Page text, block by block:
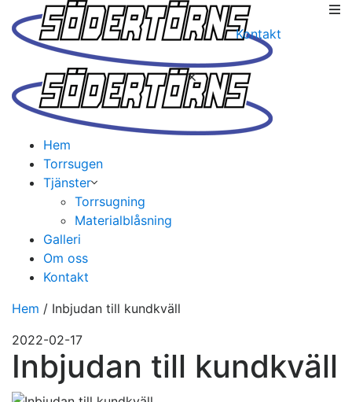
Kontakt
Hem
Torrsugen
Tjänster
Torrsugning
Materialblåsning
Galleri
Om oss
Kontakt
Hem / Inbjudan till kundkväll
2022-02-17
Inbjudan till kundkväll